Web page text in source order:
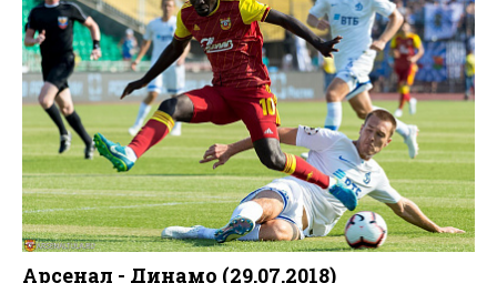
Арсенал - Динамо (29.07.2018)